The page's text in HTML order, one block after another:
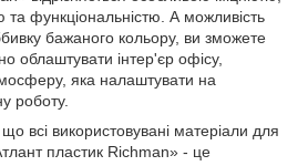
та функціональністю. А можливість
бажаного кольору, ви зможете
облаштувати інтер'єр офісу,
яка налаштувати на
роботу.
всі використовувані матеріали для
пластик Richman» - це